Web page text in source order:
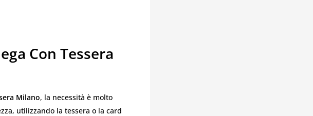
Con Tessera
Milano, la necessità è molto
utilizzando la tessera o la card